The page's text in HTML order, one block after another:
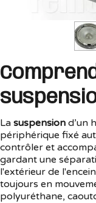
La suspension d’un
périphérique fixé
contrôler et
gardant une
l'extérieur de
toujours en
polyuréthane,